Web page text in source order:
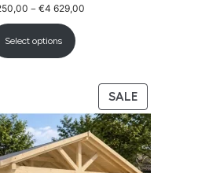
– €4 629,00
Select options
SALEPRODUCT
ON
SALE